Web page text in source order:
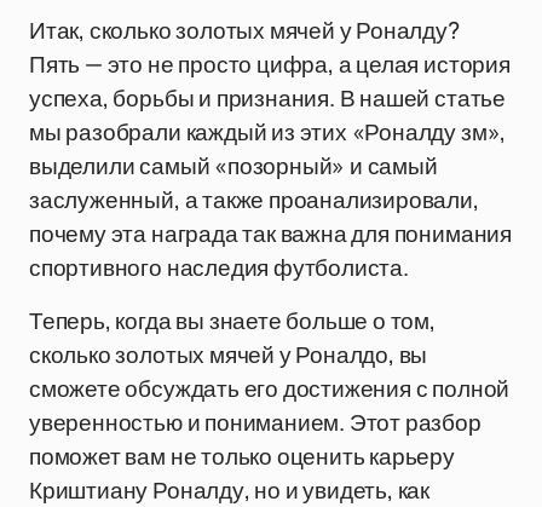
Итак, сколько золотых мячей у Роналду?
Пять — это не просто цифра, а целая история
успеха, борьбы и признания. В нашей статье
мы разобрали каждый из этих «Роналду зм»,
выделили самый «позорный» и самый
заслуженный, а также проанализировали,
почему эта награда так важна для понимания
спортивного наследия футболиста.
Теперь, когда вы знаете больше о том,
сколько золотых мячей у Роналдо, вы
сможете обсуждать его достижения с полной
уверенностью и пониманием. Этот разбор
поможет вам не только оценить карьеру
Криштиану Роналду, но и увидеть, как